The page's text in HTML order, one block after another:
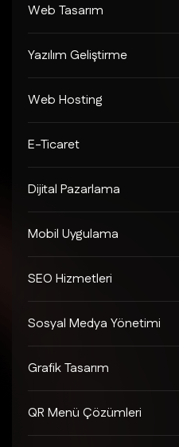
Web Tasarım
Yazılım Geliştirme
Web Hosting
E-Ticaret
Dijital Pazarlama
Mobil Uygulama
SEO Hizmetleri
Sosyal Medya Yönetimi
Grafik Tasarım
QR Menü Çözümleri